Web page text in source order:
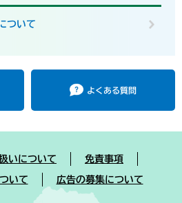
ついて
よくある質問
いについて 免責事項
いて 広告の募集について